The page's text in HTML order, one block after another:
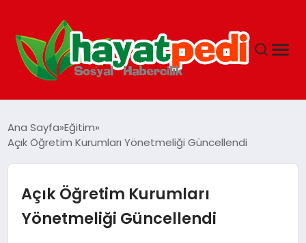
GUNCEL
Ana Sayfa Eğitim
Açık Öğretim Kurumları Yönetmeliği Güncellendi
Açık Öğretim Kurumları
Yönetmeliği Güncellendi